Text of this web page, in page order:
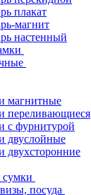
плакат
магнит
настенный
магнитные
переливающиеся
с фурнитурой
двуслойные
двухсторонние
сумки
посуда